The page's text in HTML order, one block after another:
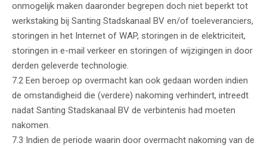
onmogelijk maken daaronder begrepen doch niet beperkt tot
werkstaking bij Santing Stadskanaal BV en/of toeleveranciers,
storingen in het Internet of WAP, storingen in de elektriciteit,
storingen in e-mail verkeer en storingen of wijzigingen in door
derden geleverde technologie.
7.2 Een beroep op overmacht kan ook gedaan worden indien
de omstandigheid die (verdere) nakoming verhindert, intreedt
nadat Santing Stadskanaal BV de verbintenis had moeten
nakomen.
7.3 Indien de periode waarin door overmacht nakoming van de